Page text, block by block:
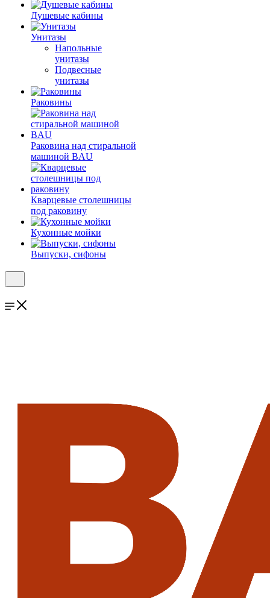
Душевые кабины
Унитазы
Напольные
унитазы
Подвесные
унитазы
Раковины
Раковина над стиральной
машиной BAU
Кварцевые столешницы
под раковину
Кухонные мойки
Выпуски, сифоны